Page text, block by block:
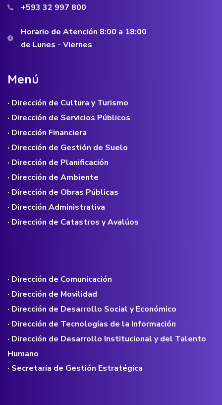
+593 32 997 800
Horario de Atención 8:00 a 18:00
de Lunes - Viernes
Menú
· Dirección de Cultura y Turismo
· Dirección de Servicios Públicos
· Dirección Financiera
· Dirección de Gestión de Suelo
· Dirección de Planificación
· Dirección de Ambiente
· Dirección de Obras Públicas
· Dirección Administrativa
· Dirección de Catastros y Avalúos
· Dirección de Comunicación
· Dirección de Movilidad
· Dirección de Desarrollo Social y Económico
· Dirección de Tecnologías de la Información
· Dirección de Desarrollo Institucional y del Talento
Humano
· Secretaría de Gestión Estratégica